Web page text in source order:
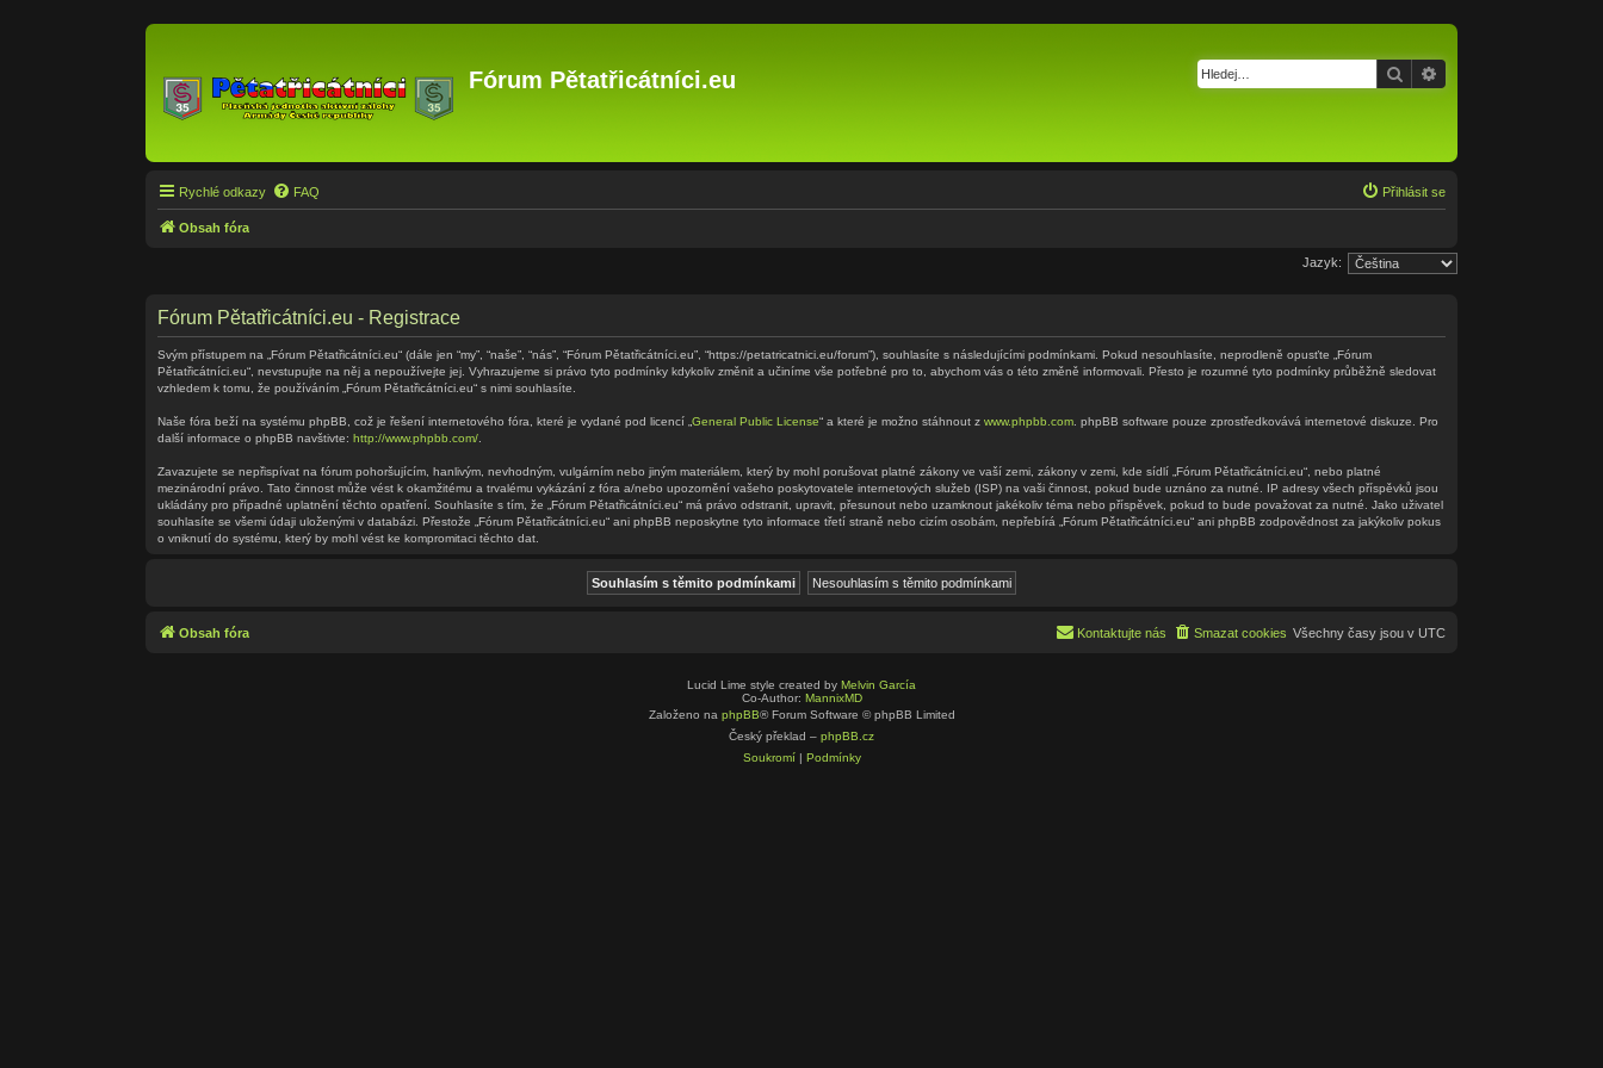
Fórum Pětatřicátníci.eu Hledat
Rychlé odkazy FAQ Přihlásit se
Obsah fóra
Jazyk:
Fórum Pětatřicátníci.eu - Registrace
Svým přístupem na „Fórum Pětatřicátníci.eu“ (dále jen “my”, “naše”, “nás”, “Fórum Pětatřicátníci.eu”, “https://petatricatnici.eu/forum”), souhlasíte s následujícími podmínkami. Pokud nesouhlasíte, neprodleně opusťte „Fórum
Pětatřicátníci.eu“, nevstupujte na něj a nepoužívejte jej. Vyhrazujeme si právo tyto podmínky kdykoliv změnit a učiníme vše potřebné pro to, abychom vás o této změně informovali. Přesto je rozumné tyto podmínky průběžně sledovat
vzhledem k tomu, že používáním „Fórum Pětatřicátníci.eu“ s nimi souhlasíte.
Naše fóra beží na systému phpBB, což je řešení internetového fóra, které je vydané pod licencí „ General Public License“ a které je možno stáhnout z www.phpbb.com . phpBB software pouze zprostředkovává internetové diskuze. Pro
další informace o phpBB navštivte: http://www.phpbb.com/
Zavazujete se nepřispívat na fórum pohoršujícím, hanlivým, nevhodným, vulgárním nebo jiným materiálem, který by mohl porušovat platné zákony ve vaší zemi, zákony v zemi, kde sídlí „Fórum Pětatřicátníci.eu“, nebo platné
mezinárodní právo. Tato činnost může vést k okamžitému a trvalému vykázání z fóra a/nebo upozornění vašeho poskytovatele internetových služeb (ISP) na vaši činnost, pokud bude uznáno za nutné. IP adresy všech příspěvků jsou
ukládány pro případné uplatnění těchto opatření. Souhlasíte s tím, že „Fórum Pětatřicátníci.eu“ má právo odstranit, upravit, přesunout nebo uzamknout jakékoliv téma nebo příspěvek, pokud to bude považovat za nutné. Jako uživatel
souhlasíte se všemi údaji uloženými v databázi. Přestože „Fórum Pětatřicátníci.eu“ ani phpBB neposkytne tyto informace třetí straně nebo cizím osobám, nepřebírá „Fórum Pětatřicátníci.eu“ ani phpBB zodpovědnost za jakýkoliv pokus
o vniknutí do systému, který by mohl vést ke kompromitaci těchto dat.
Obsah fóra Všechny časy jsou v UTC
Smazat cookies
Kontaktujte nás
Lucid Lime style created by Melvin García
Co-Author: MannixMD
Založeno na phpBB® Forum Software © phpBB Limited
Český překlad – phpBB.cz
Soukromí| Podmínky